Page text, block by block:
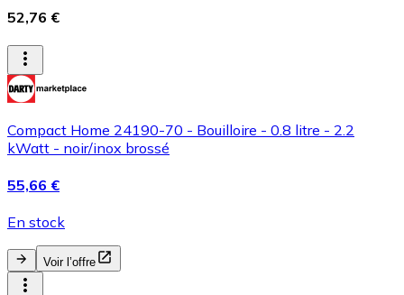
52,76 €
Compact Home 24190-70 - Bouilloire - 0.8 litre - 2.2
kWatt - noir/inox brossé
55,66 €
En stock
Voir l’offre